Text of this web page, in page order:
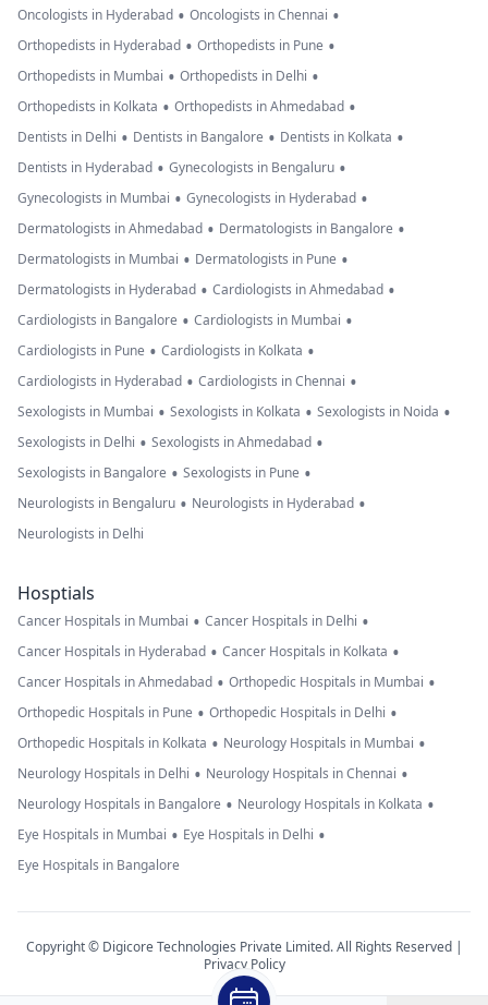
Oncologists in Hyderabad • Oncologists in Chennai •
Orthopedists in Hyderabad • Orthopedists in Pune •
Orthopedists in Mumbai • Orthopedists in Delhi •
Orthopedists in Kolkata • Orthopedists in Ahmedabad •
Dentists in Delhi • Dentists in Bangalore • Dentists in Kolkata •
Dentists in Hyderabad • Gynecologists in Bengaluru •
Gynecologists in Mumbai • Gynecologists in Hyderabad •
Dermatologists in Ahmedabad • Dermatologists in Bangalore •
Dermatologists in Mumbai • Dermatologists in Pune •
Dermatologists in Hyderabad • Cardiologists in Ahmedabad •
Cardiologists in Bangalore • Cardiologists in Mumbai •
Cardiologists in Pune • Cardiologists in Kolkata •
Cardiologists in Hyderabad • Cardiologists in Chennai •
Sexologists in Mumbai • Sexologists in Kolkata • Sexologists in Noida •
Sexologists in Delhi • Sexologists in Ahmedabad •
Sexologists in Bangalore • Sexologists in Pune •
Neurologists in Bengaluru • Neurologists in Hyderabad •
Neurologists in Delhi
Hosptials
Cancer Hospitals in Mumbai • Cancer Hospitals in Delhi •
Cancer Hospitals in Hyderabad • Cancer Hospitals in Kolkata •
Cancer Hospitals in Ahmedabad • Orthopedic Hospitals in Mumbai •
Orthopedic Hospitals in Pune • Orthopedic Hospitals in Delhi •
Orthopedic Hospitals in Kolkata • Neurology Hospitals in Mumbai •
Neurology Hospitals in Delhi • Neurology Hospitals in Chennai •
Neurology Hospitals in Bangalore • Neurology Hospitals in Kolkata •
Eye Hospitals in Mumbai • Eye Hospitals in Delhi •
Eye Hospitals in Bangalore
Copyright © Digicore Technologies Private Limited. All Rights Reserved |
Privacy Policy